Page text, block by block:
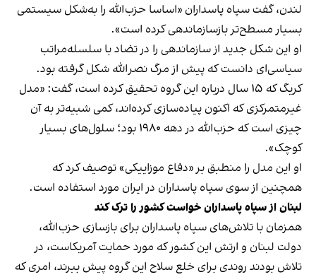
لندن، گفت سپاه پاسداران «اساسا حزب‌الله را به‌شکل سیستمی
بسیار مسطح‌تر بازسازماندهی کرده است».
او این شکل جدید از سازماندهی را در تضاد با سلسله‌مراتب
سیاسی‌ای دانست که پیش از مرگ نصرالله شکل گرفته بود.
کریگ که ۱۵ سال درباره این گروه تحقیق کرده است، گفت: «مدل
غیرمتمرکزی که اکنون پیاده‌سازی کرده‌اند، کمی شبیه‌تر به آن
چیزی است که حزب‌الله در دهه ۱۹۸۰ بود؛ سلول‌های بسیار
کوچک».
او این مدل را منطبق بر «دفاع موزاییکی» توصیف کرد که
همچنین از سوی سپاه پاسداران در ایران مورد استفاده است.
لبنان از سپاه پاسداران خواست کشور را ترک کند
همزمان با تلاش‌های سپاه پاسداران برای بازسازی حزب‌الله،
دولت لبنان و ارتش این کشور که مورد حمایت آمریکاست، در
تلاش بودند روندی برای خلع سلاح این گروه پیش ببرند، امری که